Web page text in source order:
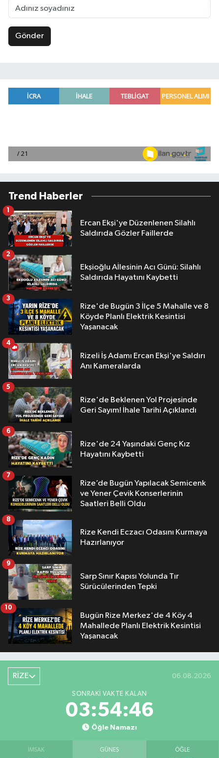
Gönder
Trend Haberler
Ercan Ekşi'ye Düzenlenen Silahlı
Saldırıda Gözler Faillerde
1
Ekşioğlu Aİlesinin Acı Günü: Silahlı
Saldırıda Hayatını Kaybetti
2
Rize'de Bugün 3 İlçe 5 Mahalle ve 8
Köyde Planlı Elektrik Kesintisi
Yaşanacak
3
Rizeli İş Adamı Ercan Ekşi'ye Saldırı
Anı Kameralarda
4
Rize'de Beklenen Yol Projesinde
Geri Sayım! İhale Tarihi Açıklandı
5
Rize'de 24 Yaşındaki Genç Kız
Hayatını Kaybetti
6
Rize’de Bugün Yapılacak Semicenk
ve Yener Çevik Konserlerinin
Saatleri Belli Oldu
7
Rize Kendi Eczacı Odasını Kurmaya
Hazırlanıyor
8
Sarp Sınır Kapısı Yolunda Tır
Sürücülerinden Tepki
9
Bugün Rize Merkez'de 4 Köy 4
Mahallede Planlı Elektrik Kesintisi
Yaşanacak
10
RİZE 06.08.2026
SONRAKI VAKTE KALAN
03:54:45
Öğle Namazı
İMSAK GÜNEŞ ÖĞLE